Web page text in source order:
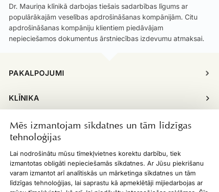
Mēs izmantojam sīkdatnes un tām līdzīgas
tehnoloģijas
Lai nodrošinātu mūsu tīmekļvietnes korektu darbību, tiek
izmantotas obligāti nepieciešamās sīkdatnes. Ar Jūsu piekrišanu
varam izmantot arī analītiskās un mārketinga sīkdatnes un tām
līdzīgas tehnoloģijas, lai saprastu kā apmeklētāji mijiedarbojas ar
Dr. Mauriņa klīnikā darbojas tiešais sadarbības līgums ar
populārākajām veselības apdrošināšanas kompānijām. Citu
apdrošināšanas kompāniju klientiem piedāvājam
nepieciešamos dokumentus ārstniecības izdevumu atmaksai.
PAKALPOJUMI
KLĪNIKA
INFORMĀCIJA
DARBA LAIKS